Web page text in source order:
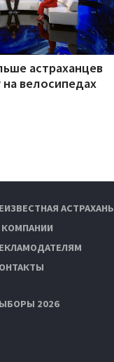
астраханцев
велосипедах
АСТРАХАНЬ
КОМПАНИИ
2026